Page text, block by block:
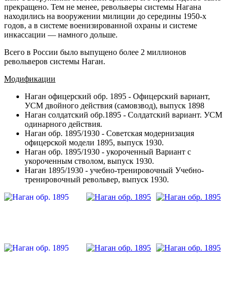
прекращено. Тем не менее, револьверы системы Нагана
находились на вооружении милиции до середины 1950-х
годов, а в системе военизированной охраны и системе
инкассации — намного дольше.
Всего в России было выпущено более 2 миллионов
револьверов системы Наган.
Модификации
Наган офицерский обр. 1895 - Офицерский вариант,
УСМ двойного действия (самовзвод), выпуск 1898
Наган солдатский обр.1895 - Солдатский вариант. УСМ
одинарного действия.
Наган обр. 1895/1930 - Советская модернизация
офицерской модели 1895, выпуск 1930.
Наган обр. 1895/1930 - укороченный Вариант с
укороченным стволом, выпуск 1930.
Наган 1895/1930 - учебно-тренировочный Учебно-
тренировочный револьвер, выпуск 1930.